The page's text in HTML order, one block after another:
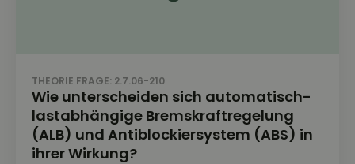
THEORIE FRAGE: 2.7.06-210
Wie unterscheiden sich automatisch-
lastabhängige Bremskraftregelung
(ALB) und Antiblockiersystem (ABS) in
ihrer Wirkung?